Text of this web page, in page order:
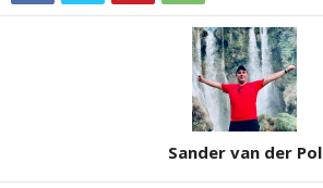
Sander van der Pol